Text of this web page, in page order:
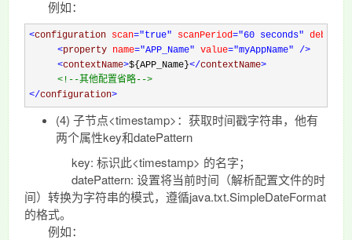
例如：
<configuration scan="true" scanPeriod="60 seconds" debug
<property name="APP_Name" value="myAppName" />
<contextName>${APP_Name}</contextName>
<!--其他配置省略-->
</configuration>
(4) 子节点<timestamp>：获取时间戳字符串，他有
两个属性key和datePattern
key: 标识此<timestamp> 的名字；
datePattern: 设置将当前时间（解析配置文件的时
间）转换为字符串的模式，遵循java.txt.SimpleDateFormat
的格式。
例如：